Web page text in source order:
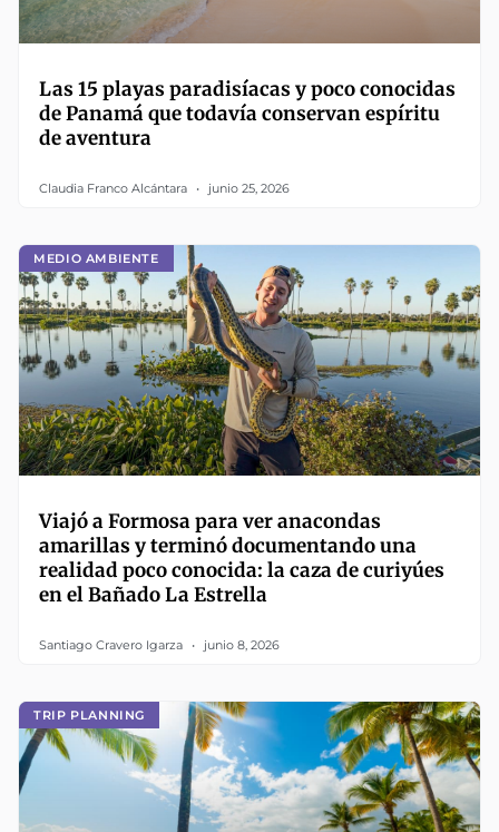
Las 15 playas paradisíacas y poco conocidas
de Panamá que todavía conservan espíritu
de aventura
Claudia Franco Alcántara junio 25, 2026
MEDIO AMBIENTE
Viajó a Formosa para ver anacondas
amarillas y terminó documentando una
realidad poco conocida: la caza de curiyúes
en el Bañado La Estrella
Santiago Cravero Igarza junio 8, 2026
TRIP PLANNING